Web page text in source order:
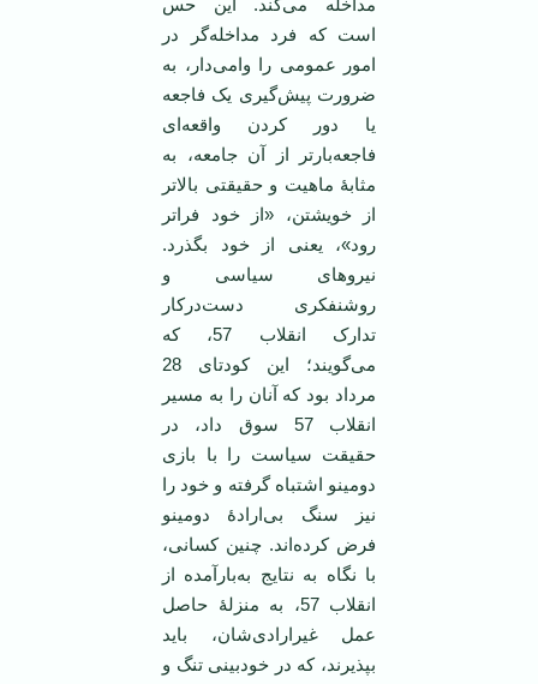
است که فرد مداخله‌گر در
امور عمومی را وامی‌دار، به
ضرورت پیش‌گیری یک فاجعه
یا دور کردن واقعه‌ای
فاجعه‌بارتر از آن جامعه، به
مثابۀ ماهیت و حقیقتی بالاتر
از خویشتن، «از خود فراتر
رود»، یعنی از خود بگذرد.
نیروهای سیاسی و
روشنفکری دست‌درکار
تدارک انقلاب 57، که
می‌گویند؛ این کودتای 28
مرداد بود که آنان را به مسیر
انقلاب 57 سوق داد، در
حقیقت سیاست را با بازی
دومینو اشتباه گرفته‌ و خود را
نیز سنگ بی‌ارادۀ دومینو
فرض کرده‌اند. چنین کسانی،
با نگاه به نتایج به‌بارآمده از
انقلاب 57، به منزلۀ حاصل
عمل غیرارادی‌شان، باید
بپذیرند، که در خودبینی تنگ و